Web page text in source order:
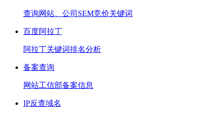
查询网站、公司SEM竞价关键词
百度阿拉丁
阿拉丁关键词排名分析
备案查询
网站工信部备案信息
IP反查域名